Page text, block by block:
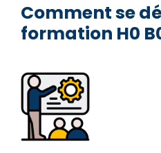
Comment se
formation H0